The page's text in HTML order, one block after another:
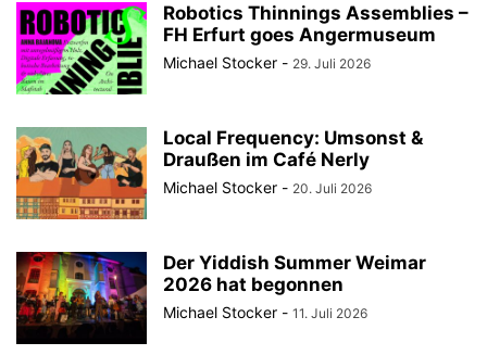
Robotics Thinnings Assemblies –
FH Erfurt goes Angermuseum
Michael Stocker - 29. Juli 2026
Local Frequency: Umsonst &
Draußen im Café Nerly
Michael Stocker - 20. Juli 2026
Der Yiddish Summer Weimar
2026 hat begonnen
Michael Stocker - 11. Juli 2026